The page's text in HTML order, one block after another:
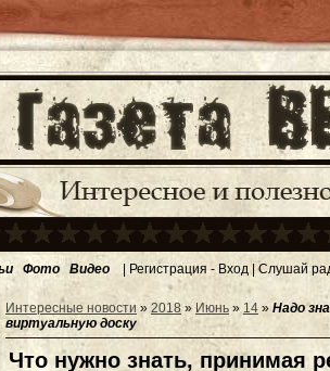
Фото Видео | Регистрация - Вход | Слушай
Интересные новости » 2018 » Июнь » 14 » Надо
виртуальную доску
Что нужно знать, принимая